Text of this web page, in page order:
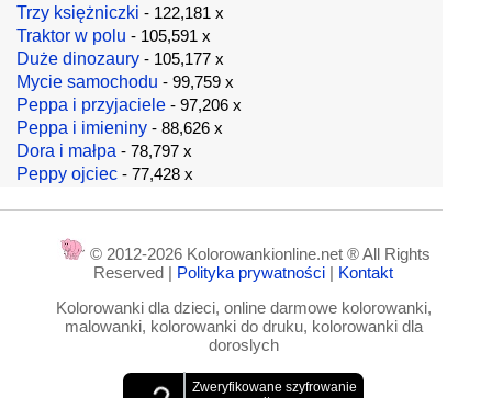
Trzy księżniczki - 122,181 x
Traktor w polu - 105,591 x
Duże dinozaury - 105,177 x
Mycie samochodu - 99,759 x
Peppa i przyjaciele - 97,206 x
Peppa i imieniny - 88,626 x
Dora i małpa - 78,797 x
Peppy ojciec - 77,428 x
© 2012-2026 Kolorowankionline.net ® All Rights
Reserved | Polityka prywatności | Kontakt
Kolorowanki dla dzieci, online darmowe kolorowanki,
malowanki, kolorowanki do druku, kolorowanki dla
doroslych